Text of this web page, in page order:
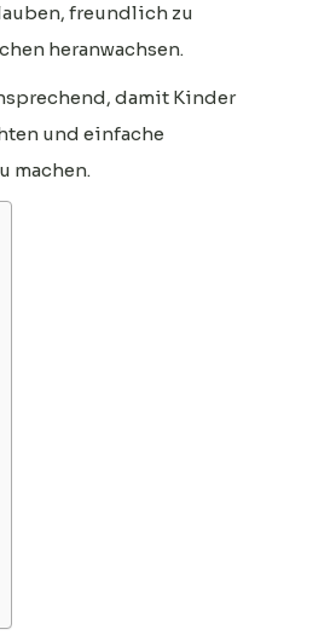
freundlich zu
heranwachsen.
damit Kinder
und einfache
machen.